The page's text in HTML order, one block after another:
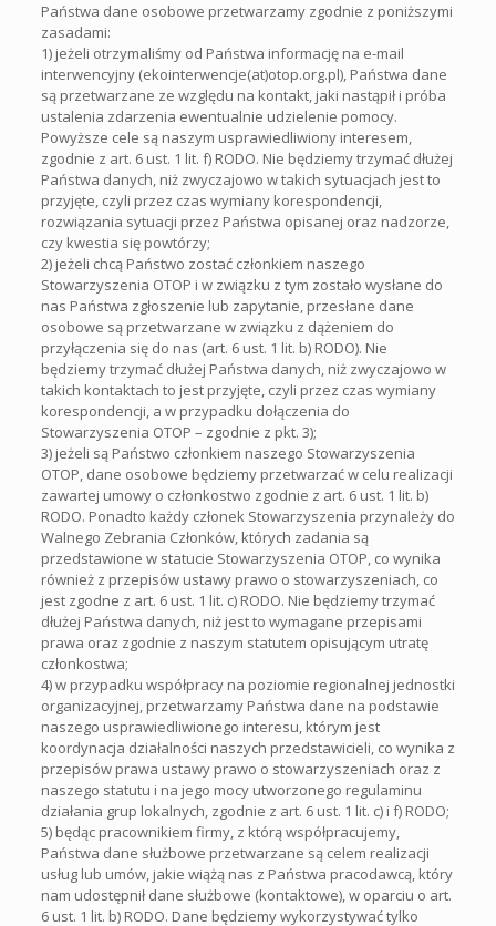
Państwa dane osobowe przetwarzamy zgodnie z poniższymi
zasadami:
1) jeżeli otrzymaliśmy od Państwa informację na e-mail
interwencyjny (ekointerwencje(at)otop.org.pl), Państwa dane
są przetwarzane ze względu na kontakt, jaki nastąpił i próba
ustalenia zdarzenia ewentualnie udzielenie pomocy.
Powyższe cele są naszym usprawiedliwiony interesem,
zgodnie z art. 6 ust. 1 lit. f) RODO. Nie będziemy trzymać dłużej
Państwa danych, niż zwyczajowo w takich sytuacjach jest to
przyjęte, czyli przez czas wymiany korespondencji,
rozwiązania sytuacji przez Państwa opisanej oraz nadzorze,
czy kwestia się powtórzy;
2) jeżeli chcą Państwo zostać członkiem naszego
Stowarzyszenia OTOP i w związku z tym zostało wysłane do
nas Państwa zgłoszenie lub zapytanie, przesłane dane
osobowe są przetwarzane w związku z dążeniem do
przyłączenia się do nas (art. 6 ust. 1 lit. b) RODO). Nie
będziemy trzymać dłużej Państwa danych, niż zwyczajowo w
takich kontaktach to jest przyjęte, czyli przez czas wymiany
korespondencji, a w przypadku dołączenia do
Stowarzyszenia OTOP – zgodnie z pkt. 3);
3) jeżeli są Państwo członkiem naszego Stowarzyszenia
OTOP, dane osobowe będziemy przetwarzać w celu realizacji
zawartej umowy o członkostwo zgodnie z art. 6 ust. 1 lit. b)
RODO. Ponadto każdy członek Stowarzyszenia przynależy do
Walnego Zebrania Członków, których zadania są
przedstawione w statucie Stowarzyszenia OTOP, co wynika
również z przepisów ustawy prawo o stowarzyszeniach, co
jest zgodne z art. 6 ust. 1 lit. c) RODO. Nie będziemy trzymać
dłużej Państwa danych, niż jest to wymagane przepisami
prawa oraz zgodnie z naszym statutem opisującym utratę
członkostwa;
4) w przypadku współpracy na poziomie regionalnej jednostki
organizacyjnej, przetwarzamy Państwa dane na podstawie
naszego usprawiedliwionego interesu, którym jest
koordynacja działalności naszych przedstawicieli, co wynika z
przepisów prawa ustawy prawo o stowarzyszeniach oraz z
naszego statutu i na jego mocy utworzonego regulaminu
działania grup lokalnych, zgodnie z art. 6 ust. 1 lit. c) i f) RODO;
5) będąc pracownikiem firmy, z którą współpracujemy,
Państwa dane służbowe przetwarzane są celem realizacji
usług lub umów, jakie wiążą nas z Państwa pracodawcą, który
nam udostępnił dane służbowe (kontaktowe), w oparciu o art.
6 ust. 1 lit. b) RODO. Dane będziemy wykorzystywać tylko